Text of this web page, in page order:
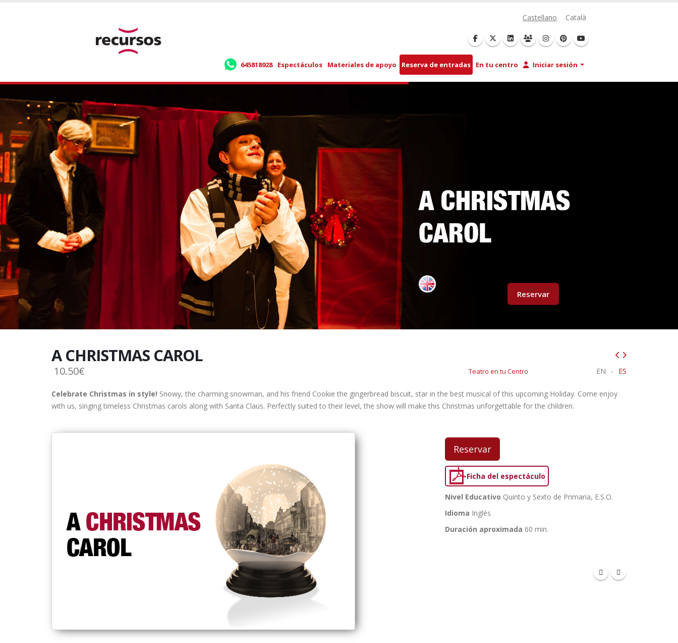
Castellano Català
645818928 Espectáculos Materiales de apoyo Reserva de entradas En tu centro Iniciar sesión
Reservar
A CHRISTMAS CAROL
10.50€ Teatro en tu Centro ES
-
EN
Celebrate Christmas in style! Snowy, the charming snowman, and his friend Cookie the gingerbread biscuit, star in the best musical of this upcoming Holiday. Come enjoy
with us, singing timeless Christmas carols along with Santa Claus. Perfectly suited to their level, the show will make this Christmas unforgettable for the children.
Reservar
Ficha del espectáculo
Nivel Educativo Quinto y Sexto de Primaria, E.S.O.
Idioma Inglés
Duración aproximada 60 min.